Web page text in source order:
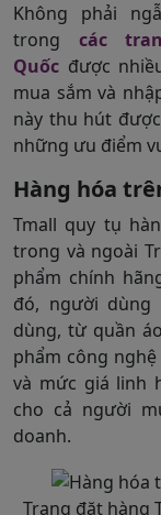
Không phải
trong các
Quốc được
mua sắm và
này thu hút
những ưu điểm
Hàng hóa
Tmall quy tụ
trong và ngoài
phẩm chính
đó, người
dùng, từ quần
phẩm công
và mức giá linh
cho cả người
doanh.
Trang đặt hàng